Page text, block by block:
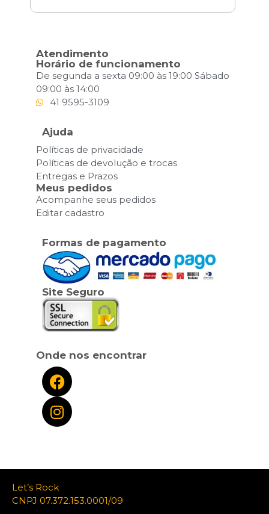
Atendimento
Horário de funcionamento
De segunda a sexta 09:00 às 19:00 Sábado
09:00 às 14:00
41 9595-3109
Ajuda
Políticas de privacidade
Políticas de devolução e trocas
Entregas e Prazos
Meus pedidos
Acompanhe seus pedidos
Editar cadastro
Formas de pagamento
Site Seguro
Onde nos encontrar
Let’s Rock
CNPJ 07.372.153.0001/09